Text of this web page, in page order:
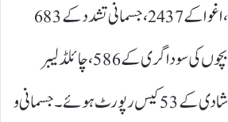
جنسی زیادتی کے 2954، اغوا کے 2437، جسمانی تشدد کے 683
واقعات رپورٹ ہوئے، بچوں کی سوداگری کے 586، چائلڈ لیبر
کے 895 اور کم عمری کی شادی کے 53 کیس رپورٹ ہوئے۔ جسمانی و